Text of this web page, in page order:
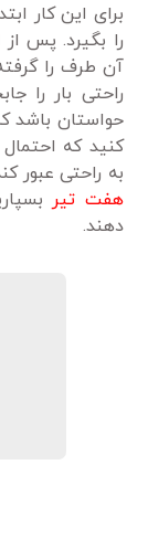
برای این کار
را بگیرد. پس از
آن طرف را
راحتی بار را
حواستان باشد
کنید که
به راحتی عبور
هفت تیر
دهند.